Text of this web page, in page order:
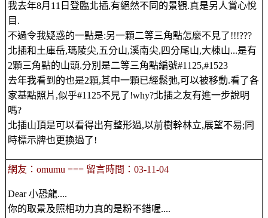
我去年8月11日登臨北插,有絕然不同的景觀.真是另人賞心悅
目.
不過令我疑惑的一點是:另一顆二等三角點怎麼不見了!!!???
北插和土庫岳,瑪陵尖,五分山,溪南尖,四分尾山,大棟山...是有
2顆三角點的山頭.分別是二等三角點編號#1125,#1523
去年我看到的也是2顆,其中一顆已經鬆弛,可以被移動.看了各
家基點照片,似乎#1125不見了!why?北插之友有進一步說明
嗎?
北插山頂是可以看得出有整形過,以前樹幹林立,展望不易;同
時標示牌也更換過了!
網友：omumu === 留言時間：03-11-04
Dear 小恐龍....
你的取景及照相功力真的是粉不錯喔....